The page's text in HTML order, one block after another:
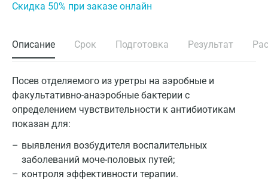
Cкидка 50% при заказе онлайн
Описание Срок Подготовка Результат
Посев отделяемого из уретры на аэробные и
факультативно-анаэробные бактерии с
определением чувствительности к антибиотикам
показан для:
выявления возбудителя воспалительных
заболеваний моче-половых путей;
контроля эффективности терапии.